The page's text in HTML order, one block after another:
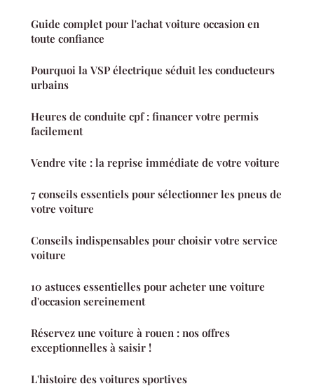
Guide complet pour l'achat voiture occasion en
toute confiance
Pourquoi la VSP électrique séduit les conducteurs
urbains
Heures de conduite cpf : financer votre permis
facilement
Vendre vite : la reprise immédiate de votre voiture
7 conseils essentiels pour sélectionner les pneus de
votre voiture
Conseils indispensables pour choisir votre service
voiture
10 astuces essentielles pour acheter une voiture
d'occasion sereinement
Réservez une voiture à rouen : nos offres
exceptionnelles à saisir !
L'histoire des voitures sportives